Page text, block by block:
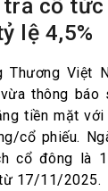
cổ tức
lệ 4,5%
Thương Việt
thông
tiền mặt với
cổ phiếu.
cổ đông là
17/11/2025.